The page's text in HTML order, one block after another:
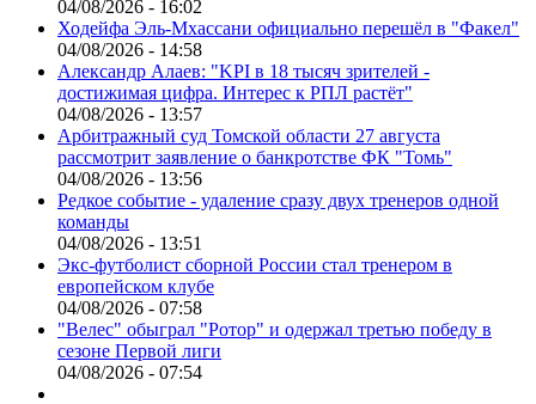
04/08/2026 - 16:02
Ходейфа Эль-Мхассани официально перешёл в "Факел"
04/08/2026 - 14:58
Александр Алаев: "KPI в 18 тысяч зрителей -
достижимая цифра. Интерес к РПЛ растёт"
04/08/2026 - 13:57
Арбитражный суд Томской области 27 августа
рассмотрит заявление о банкротстве ФК "Томь"
04/08/2026 - 13:56
Редкое событие - удаление сразу двух тренеров одной
команды
04/08/2026 - 13:51
Экс-футболист сборной России стал тренером в
европейском клубе
04/08/2026 - 07:58
"Велес" обыграл "Ротор" и одержал третью победу в
сезоне Первой лиги
04/08/2026 - 07:54